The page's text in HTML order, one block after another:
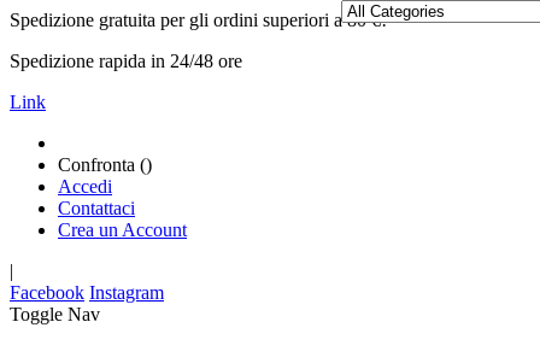
Spedizione gratuita per gli ordini superiori a 80 €!
Spedizione rapida in 24/48 ore
Link
Confronta ()
Accedi
Contattaci
Crea un Account
|
Facebook Instagram
Toggle Nav